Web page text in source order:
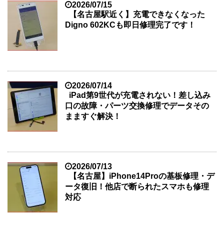
2026/07/15
【名古屋駅近く】充電できなくなった
Digno 602KCも即日修理完了です！
2026/07/14
iPad第9世代が充電されない！差し込み
口の故障・パーツ交換修理でデータその
まますぐ解決！
2026/07/13
【名古屋】iPhone14Proの基板修理・デ
ータ復旧！他店で断られたスマホも修理
対応